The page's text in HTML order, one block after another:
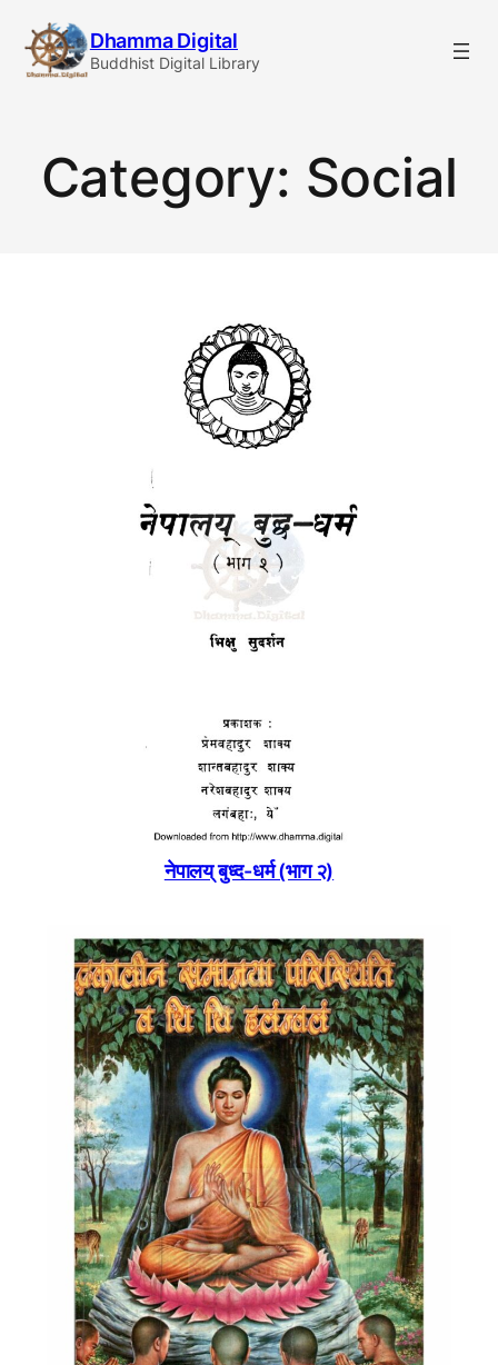
content
Dhamma Digital
Buddhist Digital Library
Category: Social
नेपालय् बुध्द-धर्म (भाग २)